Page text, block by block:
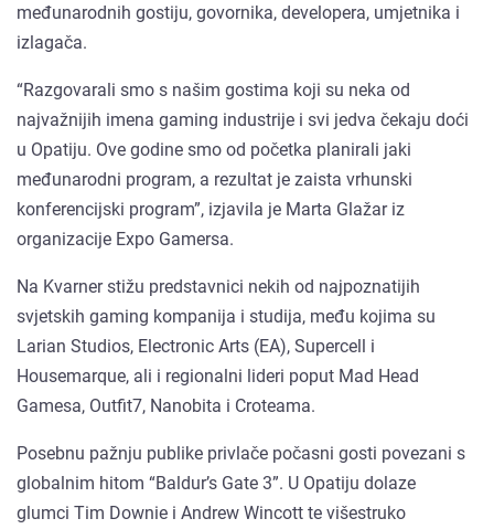
međunarodnih gostiju, govornika, developera, umjetnika i
izlagača.
“Razgovarali smo s našim gostima koji su neka od
najvažnijih imena gaming industrije i svi jedva čekaju doći
u Opatiju. Ove godine smo od početka planirali jaki
međunarodni program, a rezultat je zaista vrhunski
konferencijski program”, izjavila je Marta Glažar iz
organizacije Expo Gamersa.
Na Kvarner stižu predstavnici nekih od najpoznatijih
svjetskih gaming kompanija i studija, među kojima su
Larian Studios, Electronic Arts (EA), Supercell i
Housemarque, ali i regionalni lideri poput Mad Head
Gamesa, Outfit7, Nanobita i Croteama.
Posebnu pažnju publike privlače počasni gosti povezani s
globalnim hitom “Baldur’s Gate 3”. U Opatiju dolaze
glumci Tim Downie i Andrew Wincott te višestruko